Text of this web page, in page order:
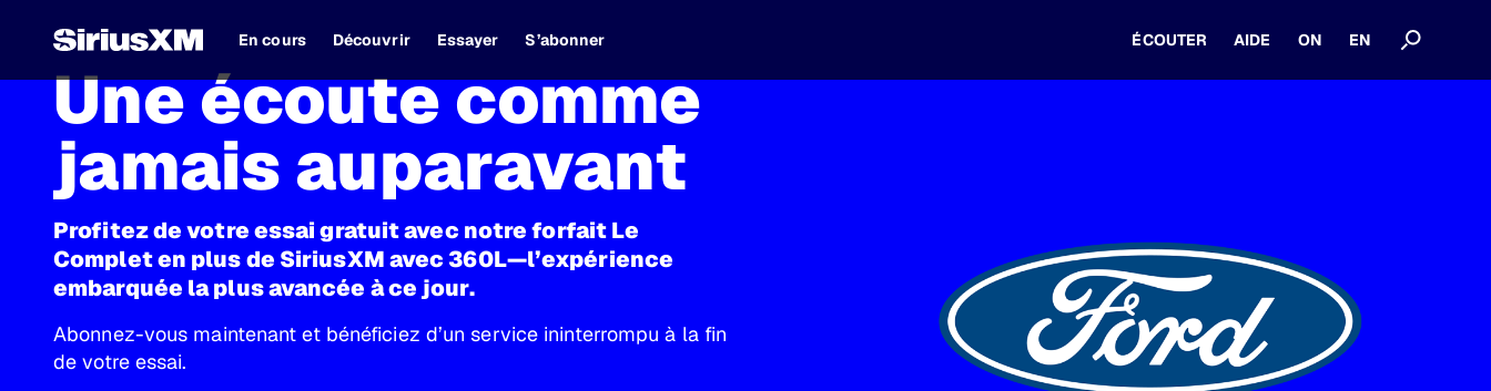
En cours Découvrir Essayer S’abonner ÉCOUTER AIDE ON EN
Une écoute comme
jamais auparavant
Profitez de votre essai gratuit avec notre forfait Le
Complet en plus de SiriusXM avec 360L—l’expérience
embarquée la plus avancée à ce jour.
Abonnez-vous maintenant et bénéficiez d’un service ininterrompu à la fin
de votre essai.